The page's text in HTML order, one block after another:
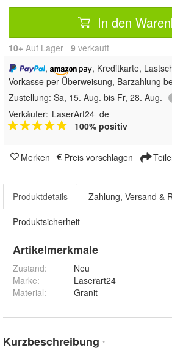
In den
10+ Auf Lager 9 verkauft
,
, Kreditkarte,
Vorkasse per Überweisung, Barzahlung
Zustellung: Sa, 15. Aug. bis Fr, 28. Aug.
Verkäufer: LaserArt24_de
100% positiv
Merken Preis vorschlagen
Produktdetails Zahlung, Versand &
Produktsicherheit
Artikelmerkmale
Zustand:
Neu
Marke:
Laserart24
Material: Granit
Kurzbeschreibung *